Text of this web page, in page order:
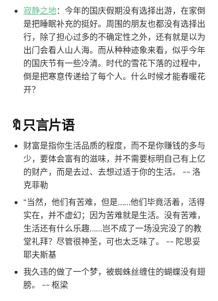
寂静之地：今年的国庆假期没有选择出游，在家倒
是把睡眠补充的挺好。周围的朋友也都没有选择出
行，除了担心过多的不确定性之外，还有就是以为
出门会看人山人海。而从种种迹象来看，似乎今年
的国庆节有一些冷清。时代的雪花下落的过程中，
倒是把寒意传递给了每个人。什么时候才能春暖花
开？
🔖只言片语
财富是指你生活品质的程度，而不是你赚钱的多与
少，要体会富有的滋味，并不需要标明自己有上亿
的财产，而是去过、去想过适于你的生活。 -- 洛
克菲勒
“当然，他们有苦难，但是……他们毕竟活着，活得
实在，并不虚幻；因为苦难就是生活。没有苦难，
生活还有什么乐趣……岂不成了一场没完没了的教
堂礼拜？尽管很神圣，可也太乏味了。 -- 陀思妥
耶夫斯基
我久违的做了一个梦，被蜘蛛丝缠住的蝴蝶没有翅
膀。 -- 枢梁